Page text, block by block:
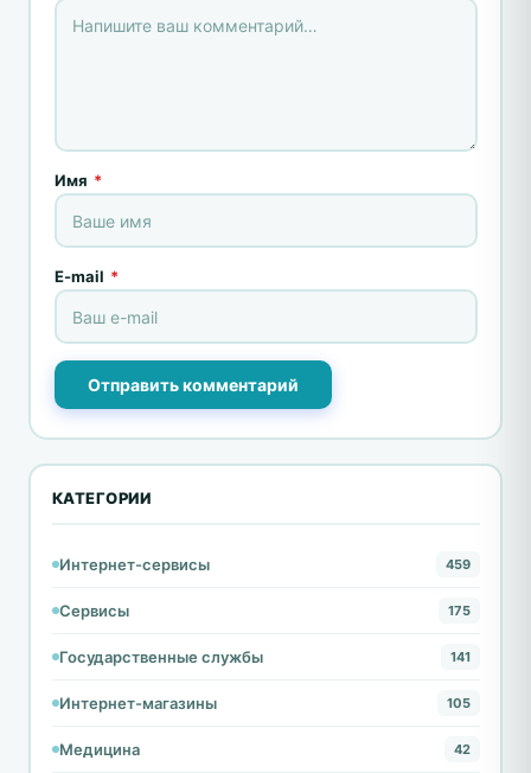
Имя *
E-mail *
Отправить комментарий
КАТЕГОРИИ
Интернет-сервисы 459
Сервисы 175
Государственные службы 141
Интернет-магазины 105
Медицина 42